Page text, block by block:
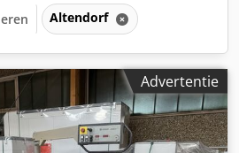
Altendorf
Advertentie